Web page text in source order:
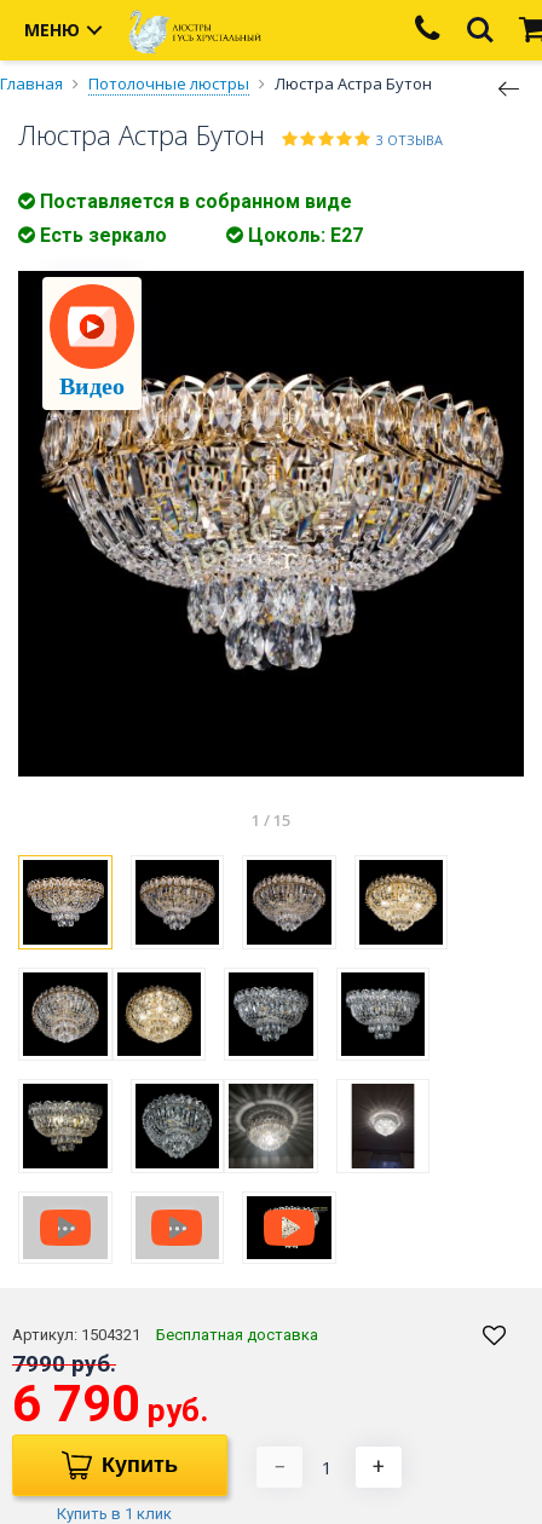
МЕНЮ
Главная Потолочные люстры Люстра Астра Бутон
Люстра Астра Бутон 3 ОТЗЫВА
Поставляется в собранном виде
Есть зеркало
Цоколь: E27
Видео
1 / 15
Артикул: 1504321 Бесплатная доставка
7990 руб.
6 790 руб.
Купить
Купить в 1 клик
− +